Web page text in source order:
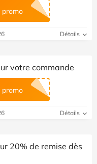
promo
Détails
votre commande
promo
Détails
20% de remise dès